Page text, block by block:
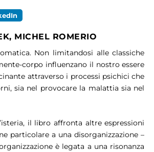
MICHEL ROMERIO
Non limitandosi alle classiche
corpo influenzano il nostro essere
attraverso i processi psichici che
sia nel provocare la malattia sia nel
il libro affronta altre espressioni
particolare a una disorganizzazione –
è legata a una risonanza